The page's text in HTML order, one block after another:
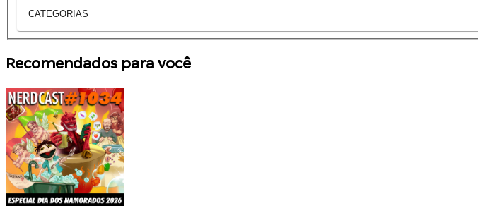
CATEGORIAS
Recomendados para você